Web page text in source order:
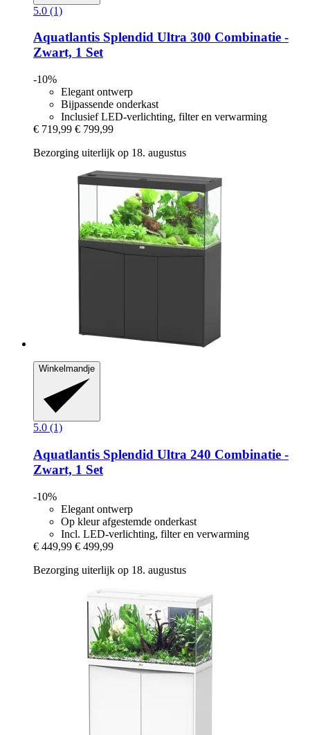
5.0 (1)
Aquatlantis Splendid Ultra 300 Combinatie -​
Zwart, 1 Set
-10%
Elegant ontwerp
Bijpassende onderkast
Inclusief LED-verlichting, filter en verwarming
€ 719,99 € 799,99
Bezorging uiterlijk op 18. augustus
Winkelmandje
5.0 (1)
Aquatlantis Splendid Ultra 240 Combinatie -​
Zwart, 1 Set
-10%
Elegant ontwerp
Op kleur afgestemde onderkast
Incl. LED-verlichting, filter en verwarming
€ 449,99 € 499,99
Bezorging uiterlijk op 18. augustus